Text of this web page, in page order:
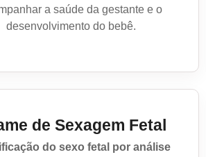
a saúde da gestante e o
desenvolvimento do bebê.
de Sexagem Fetal
do sexo fetal por análise